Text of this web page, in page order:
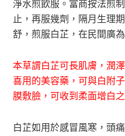
淨水煎飲服。富商按法煎
止，再服幾劑，隔月生理
舒，煎服白芷，在民間廣
本草謂白芷可長肌膚，潤
喜用的美容藥，可與白附子
膜敷臉，可收到柔面增白之
白芷如用於感冒風寒，頭